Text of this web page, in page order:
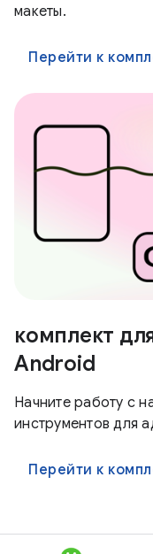
макеты.
Перейти к
комплект
Android
Начните работу с
инструментов для
Перейти к